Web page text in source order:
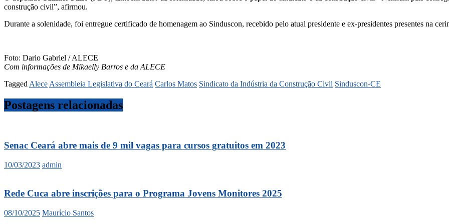
construção civil”, afirmou.
Durante a solenidade, foi entregue certificado de homenagem ao Sinduscon, recebido pelo atual presidente e ex-presidentes presentes na
Foto: Dario Gabriel / ALECE
Com informações de Mikaelly Barros e da ALECE
Tagged Alece Assembleia Legislativa do Ceará Carlos Matos Sindicato da Indústria da Construção Civil Sinduscon-CE
Postagens relacionadas
Senac Ceará abre mais de 9 mil vagas para cursos gratuitos em 2023
10/03/2023 admin
Rede Cuca abre inscrições para o Programa Jovens Monitores 2025
08/10/2025 Maurício Santos